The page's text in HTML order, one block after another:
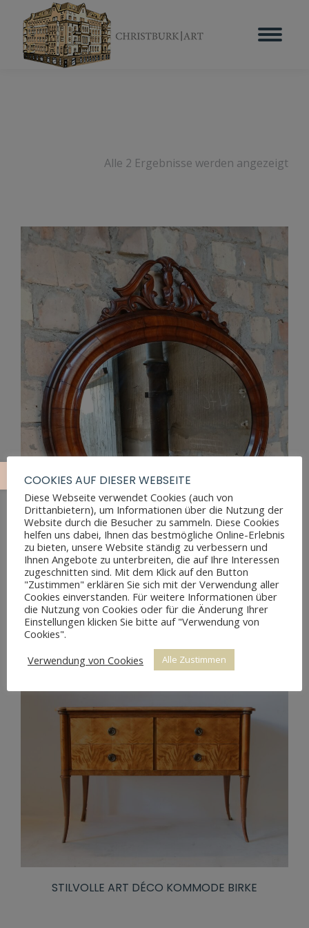
Alle 2 Ergebnisse werden angezeigt
ANTIKER BIEDERMEIER SPIEGEL
STILVOLLE ART DÉCO KOMMODE BIRKE
COOKIES AUF DIESER WEBSEITE
Diese Webseite verwendet Cookies (auch von
Drittanbietern), um Informationen über die Nutzung der
Website durch die Besucher zu sammeln. Diese Cookies
helfen uns dabei, Ihnen das bestmögliche Online-Erlebnis
zu bieten, unsere Website ständig zu verbessern und
Ihnen Angebote zu unterbreiten, die auf Ihre Interessen
zugeschnitten sind. Mit dem Klick auf den Button
"Zustimmen" erklären Sie sich mit der Verwendung aller
Cookies einverstanden. Für weitere Informationen über
die Nutzung von Cookies oder für die Änderung Ihrer
Einstellungen klicken Sie bitte auf "Verwendung von
Cookies".
Verwendung von Cookies
Alle Zustimmen